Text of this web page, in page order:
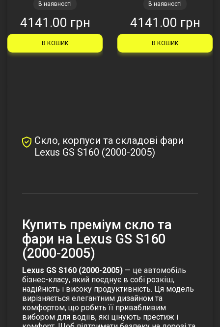
В наявності
4141.00 грн
В КОШИК
В наявності
4141.00 грн
В КОШИК
Скло, корпуси та складові фари
Lexus GS S160 (2000-2005)
Купить преміум скло та
фари на Lexus GS S160
(2000-2005)
Lexus GS S160 (2000-2005) — це автомобіль
бізнес-класу, який поєднує в собі розкіш,
надійність і високу продуктивність. Ця модель
вирізняється елегантним дизайном та
комфортом, що робить її привабливим
вибором для водіїв, які цінують престиж і